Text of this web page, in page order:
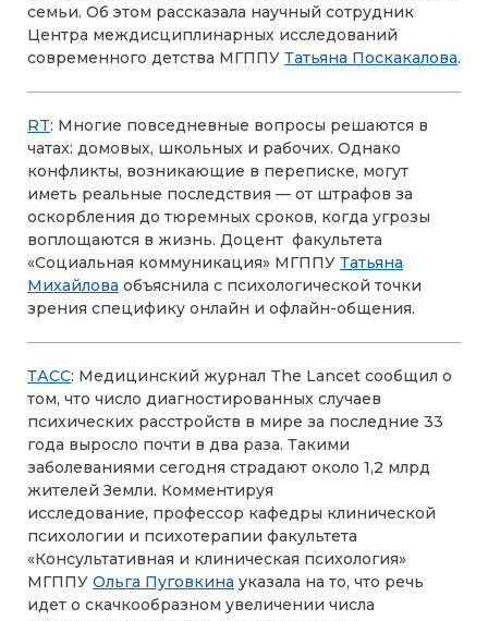
семьи. Об этом рассказала научный сотрудник
Центра междисциплинарных исследований
современного детства МГППУ Татьяна Поскакалова.
RT: Многие повседневные вопросы решаются в
чатах: домовых, школьных и рабочих. Однако
конфликты, возникающие в переписке, могут
иметь реальные последствия — от штрафов за
оскорбления до тюремных сроков, когда угрозы
воплощаются в жизнь. Доцент факультета
«Социальная коммуникация» МГППУ Татьяна
Михайлова объяснила с психологической точки
зрения специфику онлайн и офлайн-общения.
ТАСС: Медицинский журнал The Lancet сообщил о
том, что число диагностированных случаев
психических расстройств в мире за последние 33
года выросло почти в два раза. Такими
заболеваниями сегодня страдают около 1,2 млрд
жителей Земли. Комментируя
исследование, профессор кафедры клинической
психологии и психотерапии факультета
«Консультативная и клиническая психология»
МГППУ Ольга Пуговкина указала на то, что речь
идет о скачкообразном увеличении числа